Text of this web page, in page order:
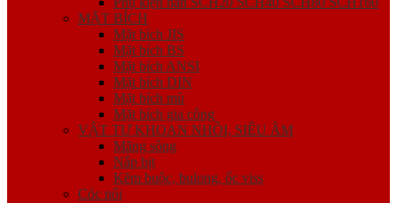
MẶT BÍCH
Mặt bích JIS
Mặt bích BS
Mặt bích ANSI
Mặt bích DIN
Mặt bích mù
Mặt bích gia công
VẬT TƯ KHOAN NHỒI, SIÊU ÂM
Măng sông
Nắp bịt
Kẽm buộc, bulong, ốc viss
Cóc nối